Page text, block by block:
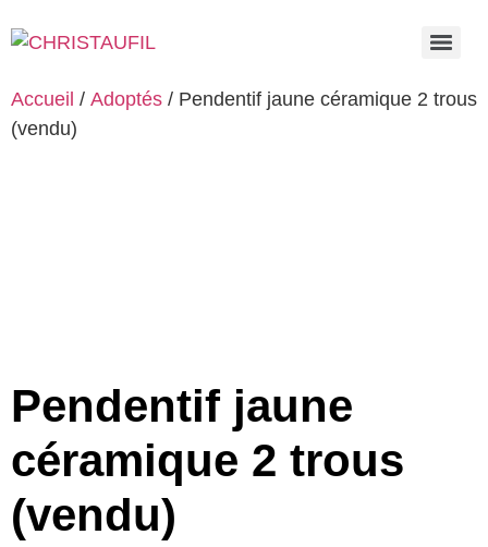
Accueil / Adoptés / Pendentif jaune céramique 2 trous
(vendu)
Pendentif jaune
céramique 2 trous
(vendu)